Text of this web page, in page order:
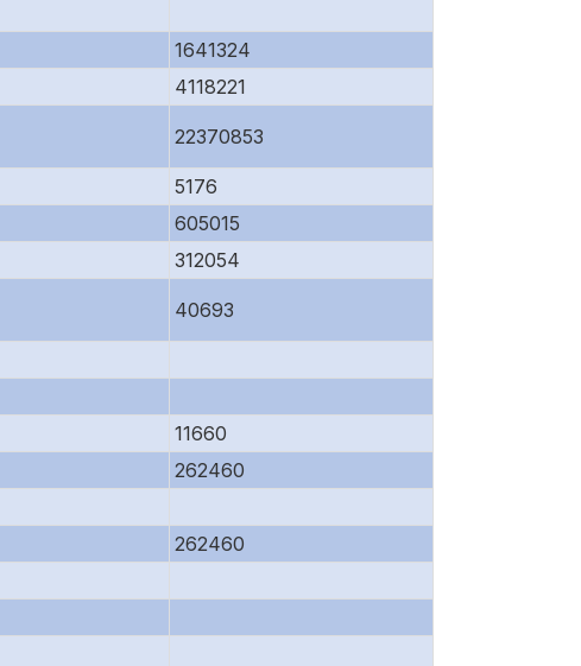
1641324
4118221
22370853
5176
605015
312054
40693
11660
262460
262460